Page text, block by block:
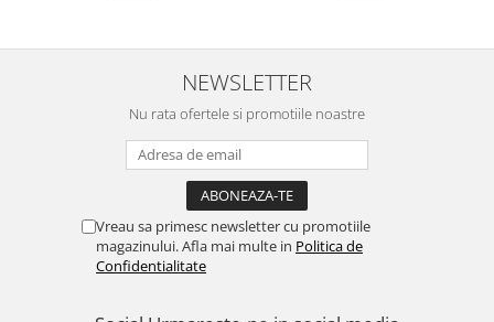
NEWSLETTER
Nu rata ofertele si promotiile noastre
Vreau sa primesc newsletter cu promotiile
magazinului. Afla mai multe in Politica de
Confidentialitate